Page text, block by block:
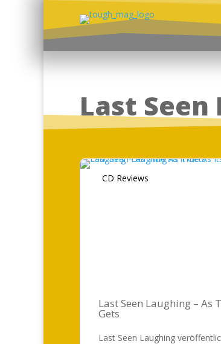
Last
CD Reviews
Last Seen Laughing – As
Gets
Last Seen Laughing